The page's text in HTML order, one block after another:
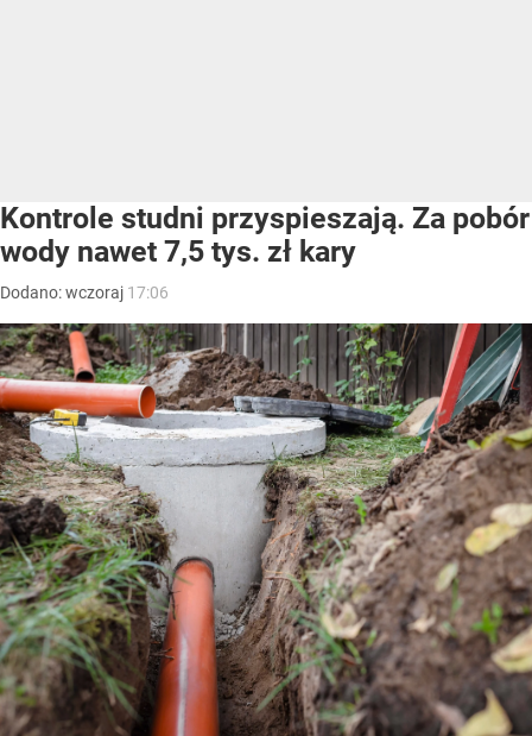
Kontrole studni przyspieszają. Za pobór
wody nawet 7,5 tys. zł kary
Dodano:wczoraj 17:06